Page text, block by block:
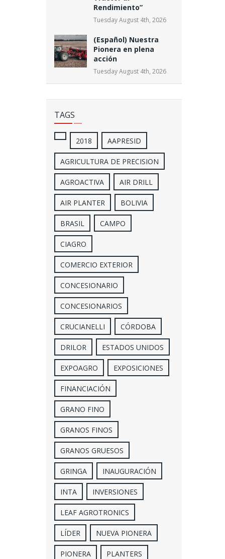
Rendimiento”
Tuesday August 4th, 2026
(Español) Nuestra
Pionera en plena
acción
Tuesday August 4th, 2026
TAGS
2018 AAPRESID
AGRICULTURA DE PRECISION
AGROACTIVA AIR DRILL
AIR PLANTER BOLIVIA
BRASIL CAMPO
CIAGRO
COMERCIO EXTERIOR
CONCESIONARIO
CONCESIONARIOS
CRUCIANELLI CÓRDOBA
DRILOR ESTADOS UNIDOS
EXPOAGRO EXPOSICIONES
FINANCIACIÓN
GRANO FINO
GRANOS FINOS
GRANOS GRUESOS
GRINGA INAUGURACIÓN
INTA INVERSIONES
LEAF AGROTRONICS
LÍDER NUEVA PIONERA
PIONERA PLANTERS